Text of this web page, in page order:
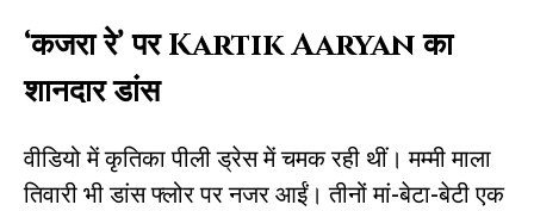
‘कजरा रे’ पर Kartik Aaryan का
शानदार डांस
वीडियो में कृतिका पीली ड्रेस में चमक रही थीं। मम्मी माला
तिवारी भी डांस फ्लोर पर नजर आईं। तीनों मां-बेटा-बेटी एक